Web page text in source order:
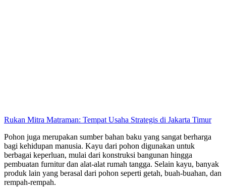
Rukan Mitra Matraman: Tempat Usaha Strategis di Jakarta Timur
Pohon juga merupakan sumber bahan baku yang sangat berharga
bagi kehidupan manusia. Kayu dari pohon digunakan untuk
berbagai keperluan, mulai dari konstruksi bangunan hingga
pembuatan furnitur dan alat-alat rumah tangga. Selain kayu, banyak
produk lain yang berasal dari pohon seperti getah, buah-buahan, dan
rempah-rempah.